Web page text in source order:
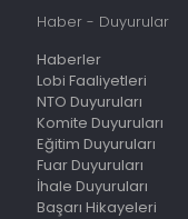
Haber - Duyurular
Haberler
Lobi Faaliyetleri
NTO Duyuruları
Komite Duyuruları
Eğitim Duyuruları
Fuar Duyuruları
İhale Duyuruları
Başarı Hikayeleri